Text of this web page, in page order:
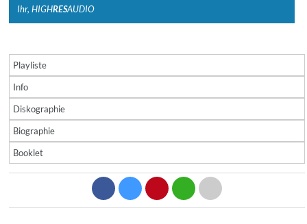
Ihr, HIGHRESAUDIO
Playliste
Info
Diskographie
Biographie
Booklet